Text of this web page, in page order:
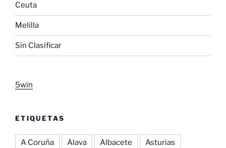
Ceuta
Melilla
Sin Clasificar
5win
ETIQUETAS
A Coruña Alava Albacete Asturias